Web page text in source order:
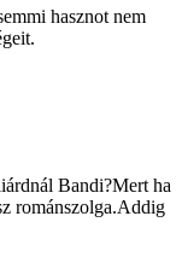
hasznot nem
Bandi?Mert ha
románszolga.Addig